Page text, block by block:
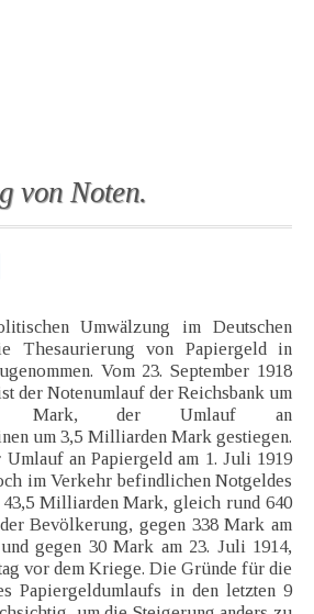
von Noten.
Umwälzung im Deutschen
Thesaurierung von Papiergeld in
Vom 23. September 1918
der Notenumlauf der Reichsbank um
Mark, der Umlauf an
um 3,5 Milliarden Mark gestiegen.
Umlauf an Papiergeld am 1. Juli 1919
im Verkehr befindlichen Notgeldes
43,5 Milliarden Mark, gleich rund 640
Bevölkerung, gegen 338 Mark am
gegen 30 Mark am 23. Juli 1914,
vor dem Kriege. Die Gründe für die
Papiergeldumlaufs in den letzten 9